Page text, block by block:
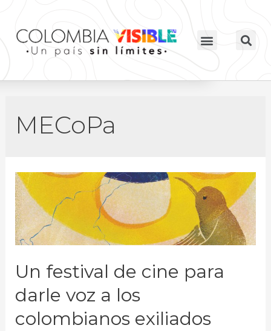
MECoPa
Un festival de cine para
darle voz a los
colombianos exiliados